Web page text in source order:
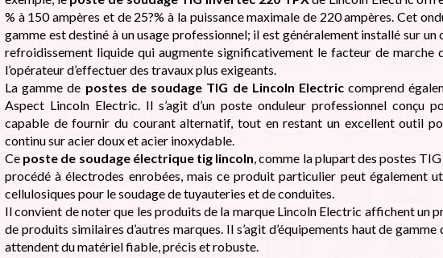
% à 150 ampères et de 25?% à la puissance maximale de 220 ampères. Cet
gamme est destiné à un usage professionnel; il est généralement installé sur un
refroidissement liquide qui augmente significativement le facteur de marche
l’opérateur d’effectuer des travaux plus exigeants.
La gamme de postes de soudage TIG de Lincoln Electriccomprend
Aspect Lincoln Electric. Il s’agit d’un poste onduleur professionnel conçu
capable de fournir du courant alternatif, tout en restant un excellent outil
continu sur acier doux et acier inoxydable.
Ce poste de soudage électrique tig lincoln, comme la plupart des postes
procédé à électrodes enrobées, mais ce produit particulier peut également
cellulosiques pour le soudage de tuyauteries et de conduites.
Il convient de noter que les produits de la marque Lincoln Electric affichent un
de produits similaires d’autres marques. Il s’agit d’équipements haut de
attendent du matériel fiable, précis et robuste.